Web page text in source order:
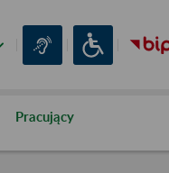
Pracujący